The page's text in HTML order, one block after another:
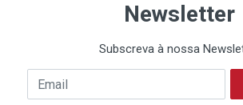
Newsletter
Subscreva à nossa